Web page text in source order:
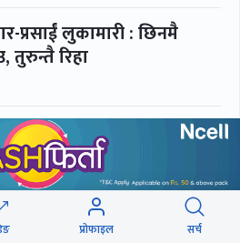
प्रसाईं लुकामारी : छिनमै
तुरुन्तै रिहा
नेतृत्वले थलियो स्वास्थ्य
शेखर : पार्टी सभापति
प्रोफाइल सर्च